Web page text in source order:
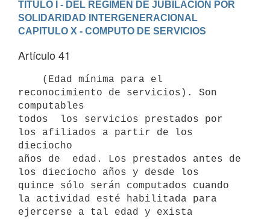
TITULO I - DEL REGIMEN DE JUBILACION POR
SOLIDARIDAD INTERGENERACIONAL
CAPITULO X - COMPUTO DE SERVICIOS
Artículo 41
reconocimiento de servicios). Son
computables
todos  los servicios prestados por
los afiliados a partir de los
dieciocho
años de  edad. Los prestados antes de
los dieciocho años y desde los
quince sólo serán computados cuando
la actividad esté habilitada para
ejercerse a tal edad y exista